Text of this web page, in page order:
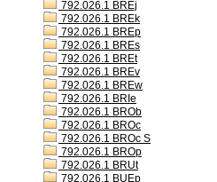
792.026.1 BREj
792.026.1 BREk
792.026.1 BREp
792.026.1 BREs
792.026.1 BREt
792.026.1 BREv
792.026.1 BREw
792.026.1 BRIe
792.026.1 BROb
792.026.1 BROc
792.026.1 BROc S
792.026.1 BROp
792.026.1 BRUt
792.026.1 BUEp